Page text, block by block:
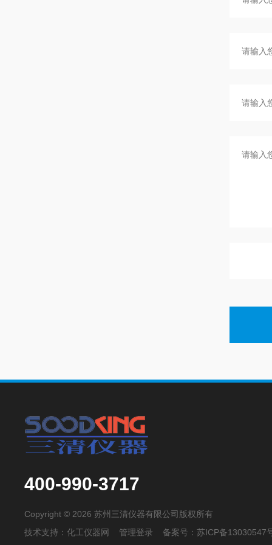
400-990-3717
Copyright © 2026 苏州三清仪器有限公司版权所有
技术支持：化工仪器网 管理登录 备案号：苏ICP备13030547